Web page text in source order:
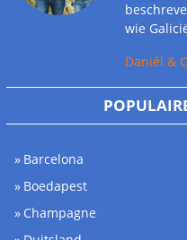
wie
Daniêl &
Barcelona
Boedapest
Champagne